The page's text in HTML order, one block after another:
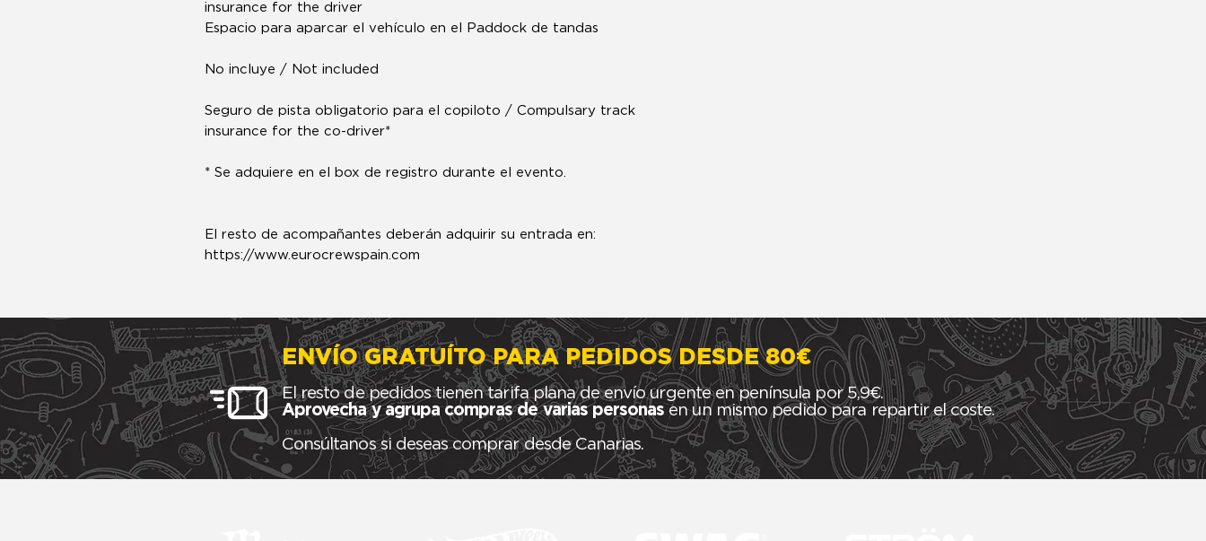
insurance for the driver
Espacio para aparcar el vehículo en el Paddock de tandas
No incluye / Not included
Seguro de pista obligatorio para el copiloto / Compulsary track
insurance for the co-driver*
* Se adquiere en el box de registro durante el evento.
El resto de acompañantes deberán adquirir su entrada en:
https://www.eurocrewspain.com
ENVÍO GRATUÍTO PARA PEDIDOS DESDE 80€
El resto de pedidos tienen tarifa plana de envío urgente en península por 5,9€.
Aprovecha y agrupa compras de varias personas en un mismo pedido para repartir el coste.
Consúltanos si deseas comprar desde Canarias.